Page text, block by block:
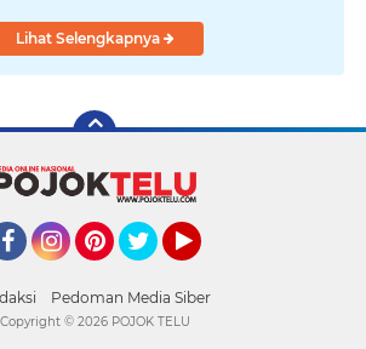
Lihat Selengkapnya
Pedoman Media Siber
Copyright © 2026 POJOK TELU